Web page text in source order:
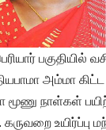
பகுதியில்
அம்மா கிட்ட
நாள்கள்
உயிர்ப்பு